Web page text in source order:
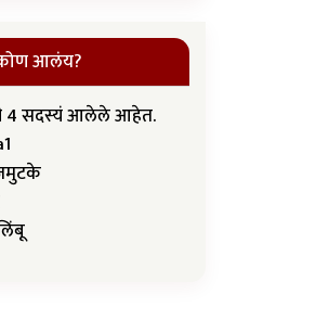
आलंय?
4 सदस्यं आलेले आहेत.